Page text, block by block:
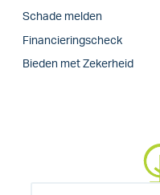
Schade melden
Financieringscheck
Bieden met Zekerheid